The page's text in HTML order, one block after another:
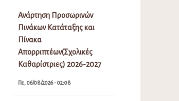
Ανάρτηση Προσωρινών
Πινάκων Κατάταξης και
Πίνακα
Απορριπτέων(Σχολικές
Καθαρίστριες) 2026-2027
Πε, 06/08/2026 - 02:08